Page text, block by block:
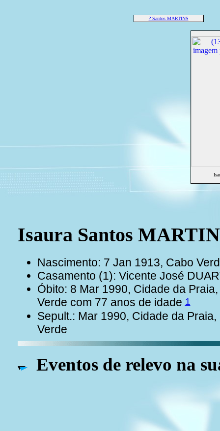
? Santos MARTINS
Isaura Santos
Nascimento: 7 Jan 1913, Cabo
Casamento (1): Vicente José
Óbito: 8 Mar 1990, Cidade da
Verde com 77 anos de idade1
Sepult.: Mar 1990, Cidade da
Verde
Eventos de relevo na